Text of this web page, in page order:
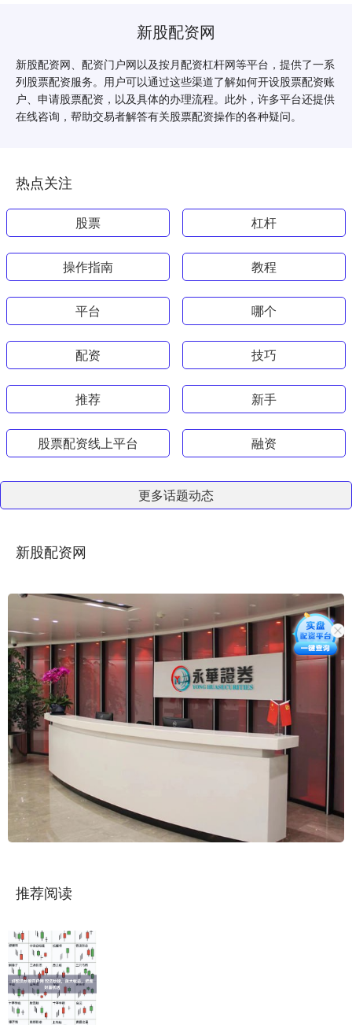
新股配资网
新股配资网、配资门户网以及按月配资杠杆网等平台，提供了一系
列股票配资服务。用户可以通过这些渠道了解如何开设股票配资账
户、申请股票配资，以及具体的办理流程。此外，许多平台还提供
在线咨询，帮助交易者解答有关股票配资操作的各种疑问。
热点关注
股票 杠杆
操作指南 教程
平台 哪个
配资 技巧
推荐 新手
股票配资线上平台 融资
更多话题动态
新股配资网
推荐阅读